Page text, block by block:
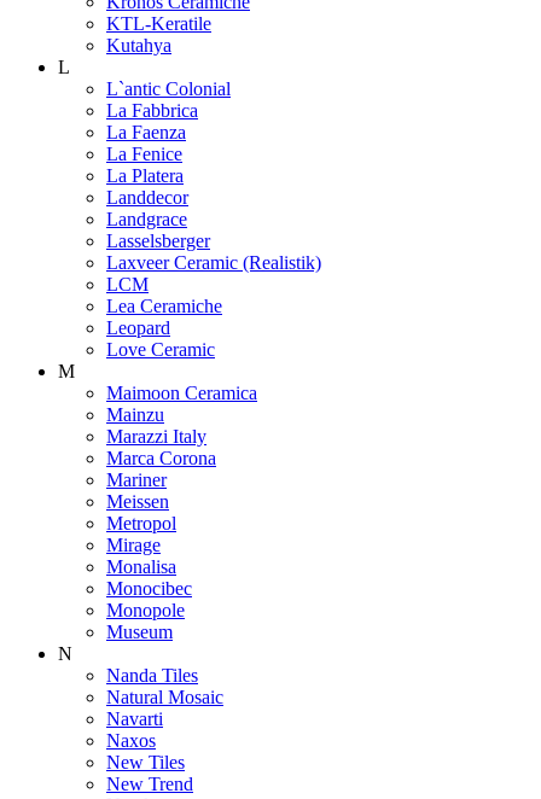
KTL-Keratile
Kutahya
L
L`antic Colonial
La Fabbrica
La Faenza
La Fenice
La Platera
Landdecor
Landgrace
Lasselsberger
Laxveer Ceramic (Realistik)
LCM
Lea Ceramiche
Leopard
Love Ceramic
M
Maimoon Ceramica
Mainzu
Marazzi Italy
Marca Corona
Mariner
Meissen
Metropol
Mirage
Monalisa
Monocibec
Monopole
Museum
N
Nanda Tiles
Natural Mosaic
Navarti
Naxos
New Tiles
New Trend